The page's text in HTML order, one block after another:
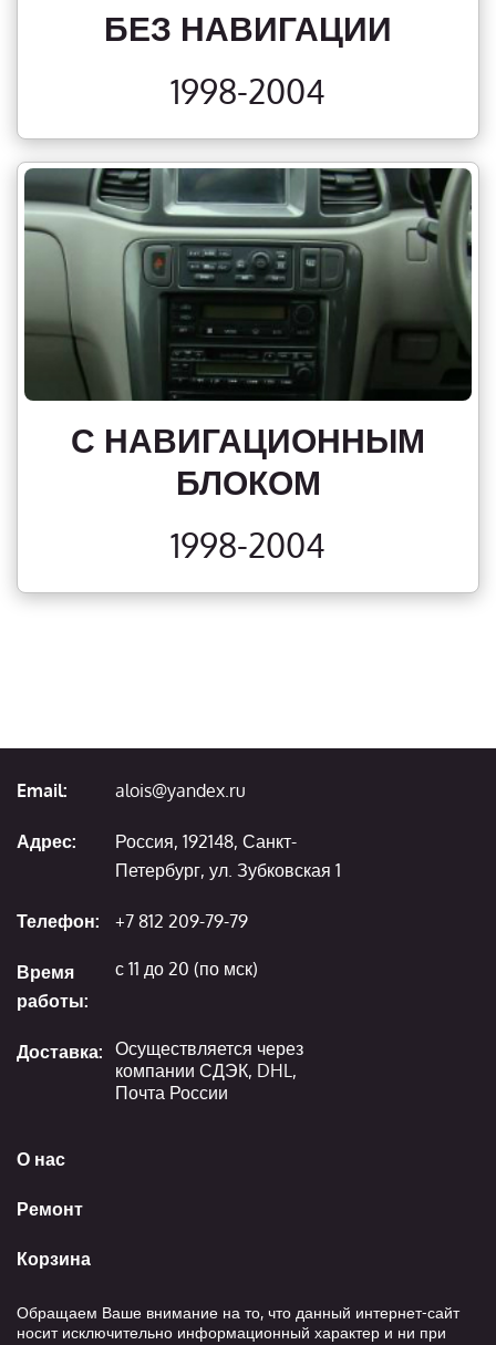
БЕЗ НАВИГАЦИИ
1998-2004
С НАВИГАЦИОННЫМ
БЛОКОМ
1998-2004
О нас
Ремонт
Корзина
Email: alois@yandex.ru
Адрес:
Россия, 192148, Санкт-
Петербург, ул. Зубковская 1
Телефон: +7 812 209-79-79
Время
работы:
с 11 до 20 (по мск)
Доставка: Осуществляется через
компании СДЭК, DHL,
Почта России
Обращаем Ваше внимание на то, что данный интернет-сайт
носит исключительно информационный характер и ни при